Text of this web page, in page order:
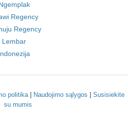
Regency
Regency
Lembar
politika| Naudojimo sąlygos
Susisiekite
su mumis